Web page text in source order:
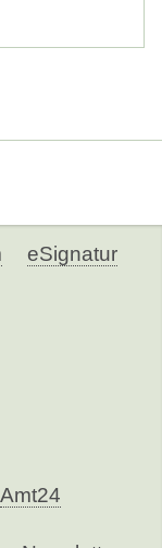
eSignatur
Amt24